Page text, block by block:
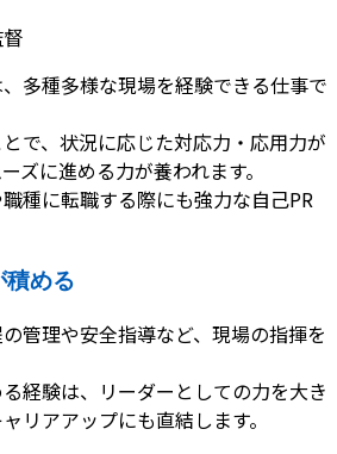
多種多様な現場を経験できる仕事で
で、状況に応じた対応力・応用力が
ズに進める力が養われます。
種に転職する際にも強力な自己PR
める
管理や安全指導など、現場の指揮を
経験は、リーダーとしての力を大き
リアアップにも直結します。